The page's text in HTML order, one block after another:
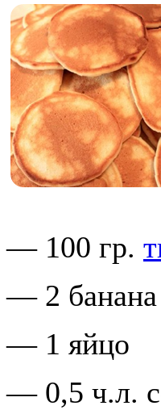
— 100 гр.
— 2 банана
— 1 яйцо
— 0,5 ч.л.